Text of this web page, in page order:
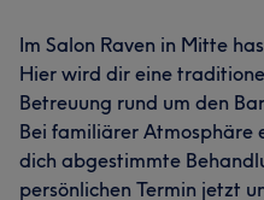
Im Salon Raven in Mitte
Hier wird dir eine
Betreuung rund um den
Bei familiärer Atmosphäre
dich abgestimmte
persönlichen Termin jetzt